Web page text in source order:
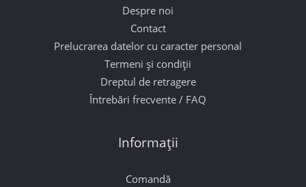
Despre noi
Contact
Prelucrarea datelor cu caracter personal
Termeni și condiții
Dreptul de retragere
Întrebări frecvente / FAQ
Informații
Comandă